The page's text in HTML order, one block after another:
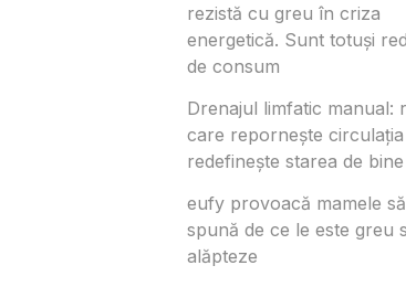
rezistă cu greu în criza
energetică. Sunt totuși
de consum
Drenajul limfatic manual:
care repornește circulația
redefinește starea de bine
eufy provoacă mamele să
spună de ce le este greu
alăpteze